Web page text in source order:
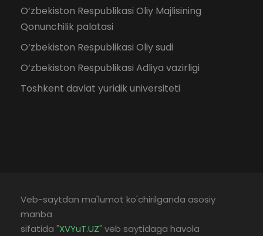
O‘zbekiston Respublikasi Oliy Majlisining
Qonunchilik palatasi
O‘zbekiston Respublikasi Oliy sudi
O‘zbekiston Respublikasi Adliya vazirligi
Toshkent davlat yuridik universiteti
Veb-saytdan ma'lumot ko'chirilganda asosiy
manba
sifatida "XVYuT.UZ" veb saytidaga havola